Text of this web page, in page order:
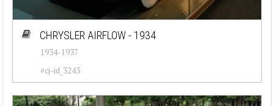
CHRYSLER AIRFLOW - 1934
1934-1937
#cj-id_3243